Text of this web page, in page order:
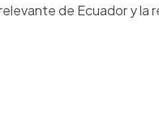
de Ecuador y la